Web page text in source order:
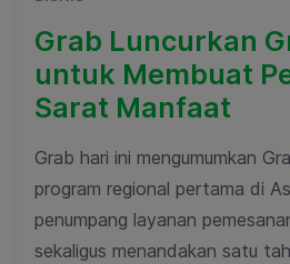
Grab Luncurkan
untuk Membuat
Sarat Manfaat
Grab hari ini mengumumkan
program regional pertama di
penumpang layanan
sekaligus menandakan satu